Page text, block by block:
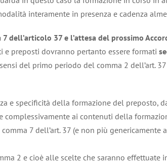
interamente in presenza e cadenza
dell’articolo 37 e l’attesa del prossimo
preposti dovranno pertanto essere formati
del primo periodo del comma 2 dell’art.
e specificità della formazione del preposto,
complessivamente ai contenuti della
7 dell’art. 37 (e non più
2 e cioè alle scelte che saranno effettuate in